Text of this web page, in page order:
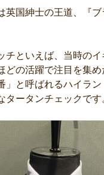
英国紳士の王道、『
チといえば、当時の
どの活躍で注目を集め
」と呼ばれるハイラ
タータンチェックです